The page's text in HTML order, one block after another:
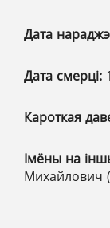
Дата
Дата смерці:
Кароткая
Імёны на
Михайлович